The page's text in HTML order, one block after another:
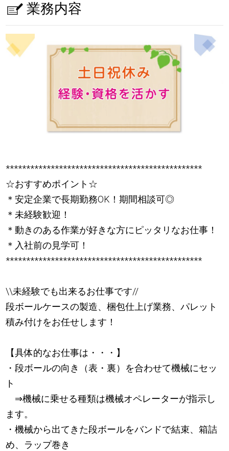
業務内容
************************************************
☆おすすめポイント☆
＊安定企業で長期勤務OK！期間相談可◎
＊未経験歓迎！
＊動きのある作業が好きな方にピッタリなお仕事！
＊入社前の見学可！
************************************************
\\未経験でも出来るお仕事です//
段ボールケースの製造、梱包仕上げ業務、パレット
積み付けをお任せします！
【具体的なお仕事は・・・】
・段ボールの向き（表・裏）を合わせて機械にセッ
ト
⇒機械に乗せる種類は機械オペレーターが指示し
ます。
・機械から出てきた段ボールをバンドで結束、箱詰
め、ラップ巻き